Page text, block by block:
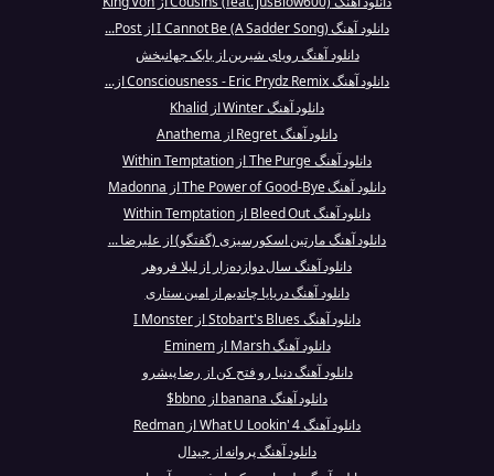
دانلود آهنگ I Cannot Be (A Sadder Song) از Post...
دانلود آهنگ رویای شیرین از بابک جهانبخش
دانلود آهنگ Consciousness - Eric Prydz Remix از...
دانلود آهنگ Winter از Khalid
دانلود آهنگ Regret از Anathema
دانلود آهنگ The Purge از Within Temptation
دانلود آهنگ The Power of Good-Bye از Madonna
دانلود آهنگ Bleed Out از Within Temptation
دانلود آهنگ مارتین اسکورسیزی (گفتگو) از علیرضا ...
دانلود آهنگ سال دوازده‌زار از لیلا فروهر
دانلود آهنگ دریایا چاتدیم از امین ستاری
دانلود آهنگ Stobart's Blues از I Monster
دانلود آهنگ Marsh از Eminem
دانلود آهنگ دنیا رو فتح کن از رضا پیشرو
دانلود آهنگ banana از bbno$
دانلود آهنگ What U Lookin' 4 از Redman
دانلود آهنگ پروانه از جیدال